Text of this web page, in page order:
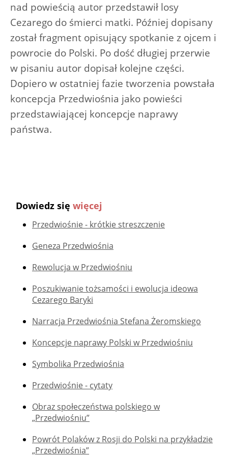
nad powieścią autor przedstawił losy
Cezarego do śmierci matki. Później dopisany
został fragment opisujący spotkanie z ojcem i
powrocie do Polski. Po dość długiej przerwie
w pisaniu autor dopisał kolejne części.
Dopiero w ostatniej fazie tworzenia powstała
koncepcja Przedwiośnia jako powieści
przedstawiającej koncepcje naprawy
państwa.
Dowiedz się więcej
Przedwiośnie - krótkie streszczenie
Geneza Przedwiośnia
Rewolucja w Przedwiośniu
Poszukiwanie tożsamości i ewolucja ideowa
Cezarego Baryki
Narracja Przedwiośnia Stefana Żeromskiego
Koncepcje naprawy Polski w Przedwiośniu
Symbolika Przedwiośnia
Przedwiośnie - cytaty
Obraz społeczeństwa polskiego w
„Przedwiośniu”
Powrót Polaków z Rosji do Polski na przykładzie
„Przedwiośnia”